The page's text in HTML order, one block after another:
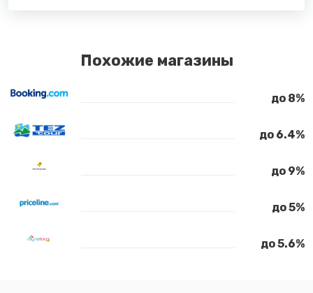
Похожие магазины
до 8%
до 6.4%
до 9%
до 5%
до 5.6%